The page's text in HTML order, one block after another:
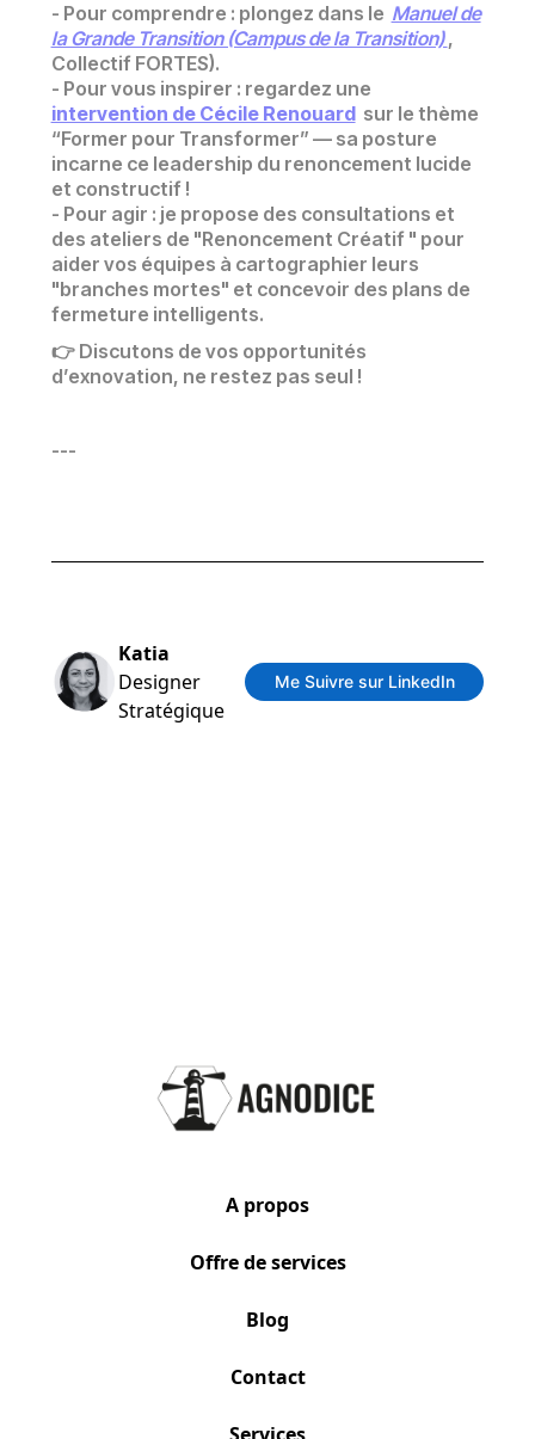
- Pour comprendre : plongez dans le Manuel de
la Grande Transition (Campus de la Transition),
Collectif FORTES).
- Pour vous inspirer : regardez une
intervention de Cécile Renouardsur le thème
“Former pour Transformer” — sa posture
incarne ce leadership du renoncement lucide
et constructif !
- Pour agir : je propose des consultations et
des ateliers de "Renoncement Créatif " pour
aider vos équipes à cartographier leurs
"branches mortes" et concevoir des plans de
fermeture intelligents.
👉 Discutons de vos opportunités
d’exnovation, ne restez pas seul !
---
Katia
Designer
Stratégique
Me Suivre sur LinkedIn
A propos
Offre de services
Blog
Contact